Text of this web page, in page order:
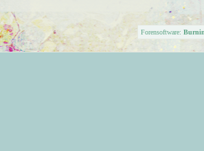
Forensoftware: